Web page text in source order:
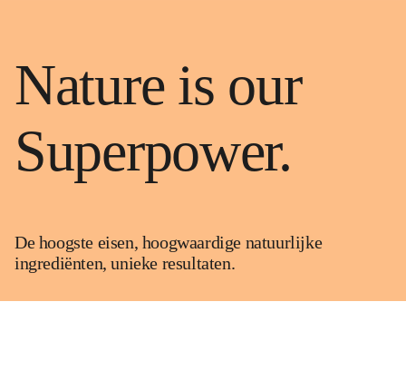
Nature is our
Super­power.
De hoogste eisen, hoogwaardige natuurlijke
ingrediënten, unieke resultaten.